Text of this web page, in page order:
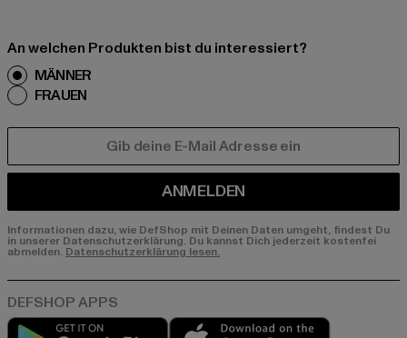
An welchen Produkten bist du interessiert?
MÄNNER
FRAUEN
ANMELDEN
Informationen dazu, wie DefShop mit Deinen Daten umgeht, findest Du
in unserer Datenschutzerklärung. Du kannst Dich jederzeit kostenfei
abmelden. Datenschutzerklärung lesen.
Play market